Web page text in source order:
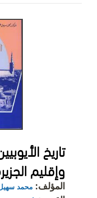
تاريخ
وإقليم
المؤلف: محمد